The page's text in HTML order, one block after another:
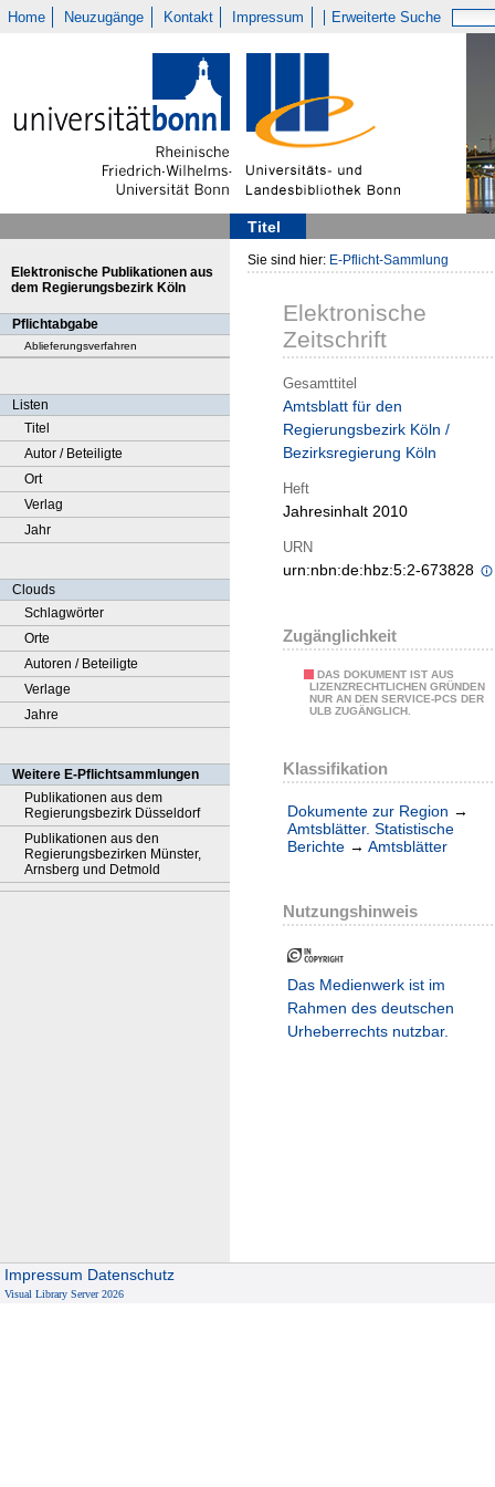
Home Neuzugänge Kontakt Impressum Erweiterte Suche
Titel
Elektronische Publikationen aus
dem Regierungsbezirk Köln
Pflichtabgabe
Ablieferungsverfahren
Listen
Titel
Autor / Beteiligte
Ort
Verlag
Jahr
Clouds
Schlagwörter
Orte
Autoren / Beteiligte
Verlage
Jahre
Weitere E-Pflichtsammlungen
Publikationen aus dem
Regierungsbezirk Düsseldorf
Publikationen aus den
Regierungsbezirken Münster,
Arnsberg und Detmold
Sie sind hier: E-Pflicht-Sammlung
Elektronische
Zeitschrift
Gesamttitel
Amtsblatt für den
Regierungsbezirk Köln /
Bezirksregierung Köln
Heft
Jahresinhalt 2010
URN
urn:nbn:de:hbz:5:2-673828
Zugänglichkeit
DAS DOKUMENT IST AUS
LIZENZRECHTLICHEN GRÜNDEN
NUR AN DEN SERVICE-PCS DER
ULB ZUGÄNGLICH.
Klassifikation
Dokumente zur Region →
Amtsblätter. Statistische
Berichte → Amtsblätter
Nutzungshinweis
Das Medienwerk ist im
Rahmen des deutschen
Urheberrechts nutzbar.
Impressum Datenschutz
Visual Library Server 2026